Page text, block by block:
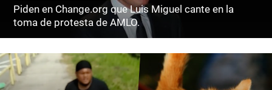
Piden en Change.org que Luis Miguel cante en la
toma de protesta de AMLO.